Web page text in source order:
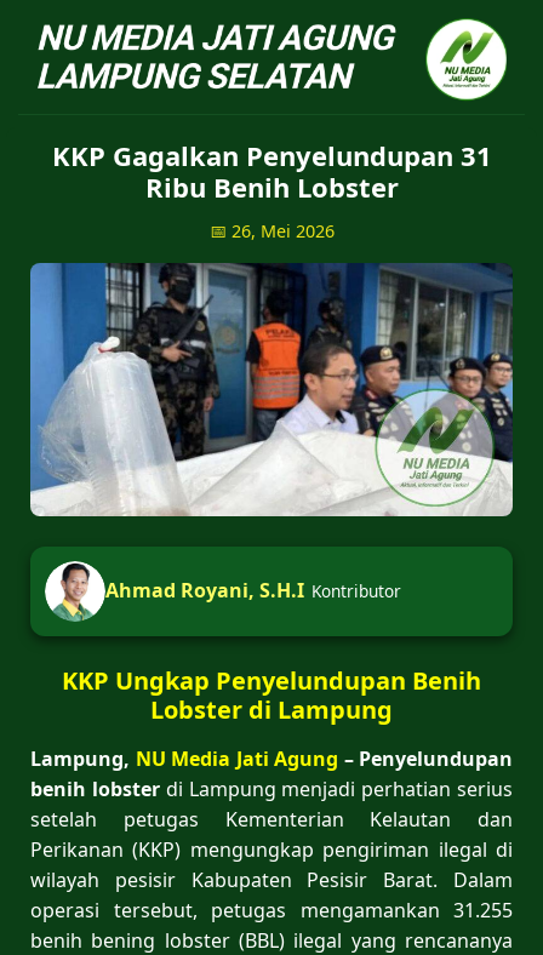
NU Jatiagung - Situs
KKP Gagalkan Penyelundupan 31
Ribu Benih Lobster
📅 26, Mei 2026
Ahmad Royani, S.H.I Kontributor
KKP Ungkap Penyelundupan Benih
Lobster di Lampung
Lampung, NU Media Jati Agung – Penyelundupan
benih lobsterdi Lampung menjadi perhatian serius
setelah petugas Kementerian Kelautan dan
Perikanan (KKP) mengungkap pengiriman ilegal di
wilayah pesisir Kabupaten Pesisir Barat. Dalam
operasi tersebut, petugas mengamankan 31.255
benih bening lobster (BBL) ilegal yang rencananya